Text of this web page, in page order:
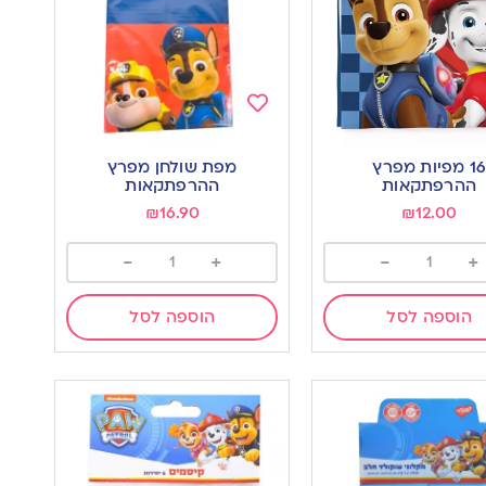
16 מפיות מפרץ
ההרפתקאות
₪12.00
+
-
הוספה לסל
wishlist
מפת שולחן מפרץ
ההרפתקאות
₪16.90
+
-
הוספה לסל